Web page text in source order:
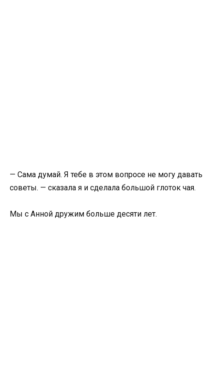
— Сама думай. Я тебе в этом вопросе не могу давать
советы. — сказала я и сделала большой глоток чая.
Мы с Анной дружим больше десяти лет.